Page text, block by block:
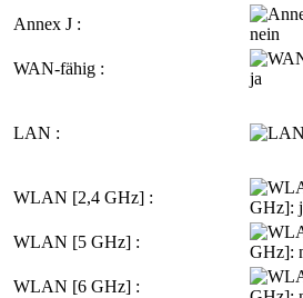
Annex J :
WAN-fähig :
LAN :
WLAN [2,4 GHz] :
WLAN [5 GHz] :
WLAN [6 GHz] :